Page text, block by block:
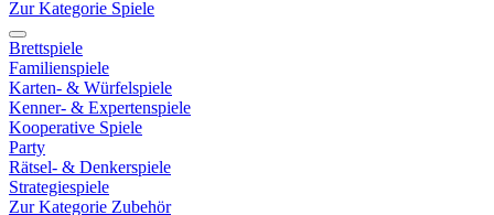
Zur Kategorie Spiele
Brettspiele
Familienspiele
Karten- & Würfelspiele
Kenner- & Expertenspiele
Kooperative Spiele
Party
Rätsel- & Denkerspiele
Strategiespiele
Zur Kategorie Zubehör